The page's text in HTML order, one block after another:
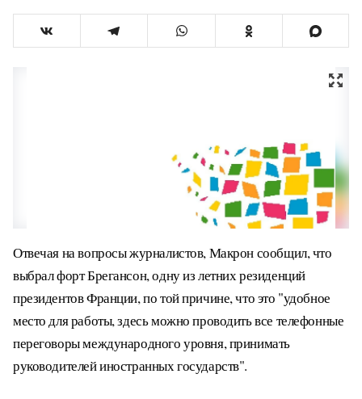
Отвечая на вопросы журналистов, Макрон сообщил, что
выбрал форт Брегансон, одну из летних резиденций
президентов Франции, по той причине, что это "удобное
место для работы, здесь можно проводить все телефонные
переговоры международного уровня, принимать
руководителей иностранных государств".